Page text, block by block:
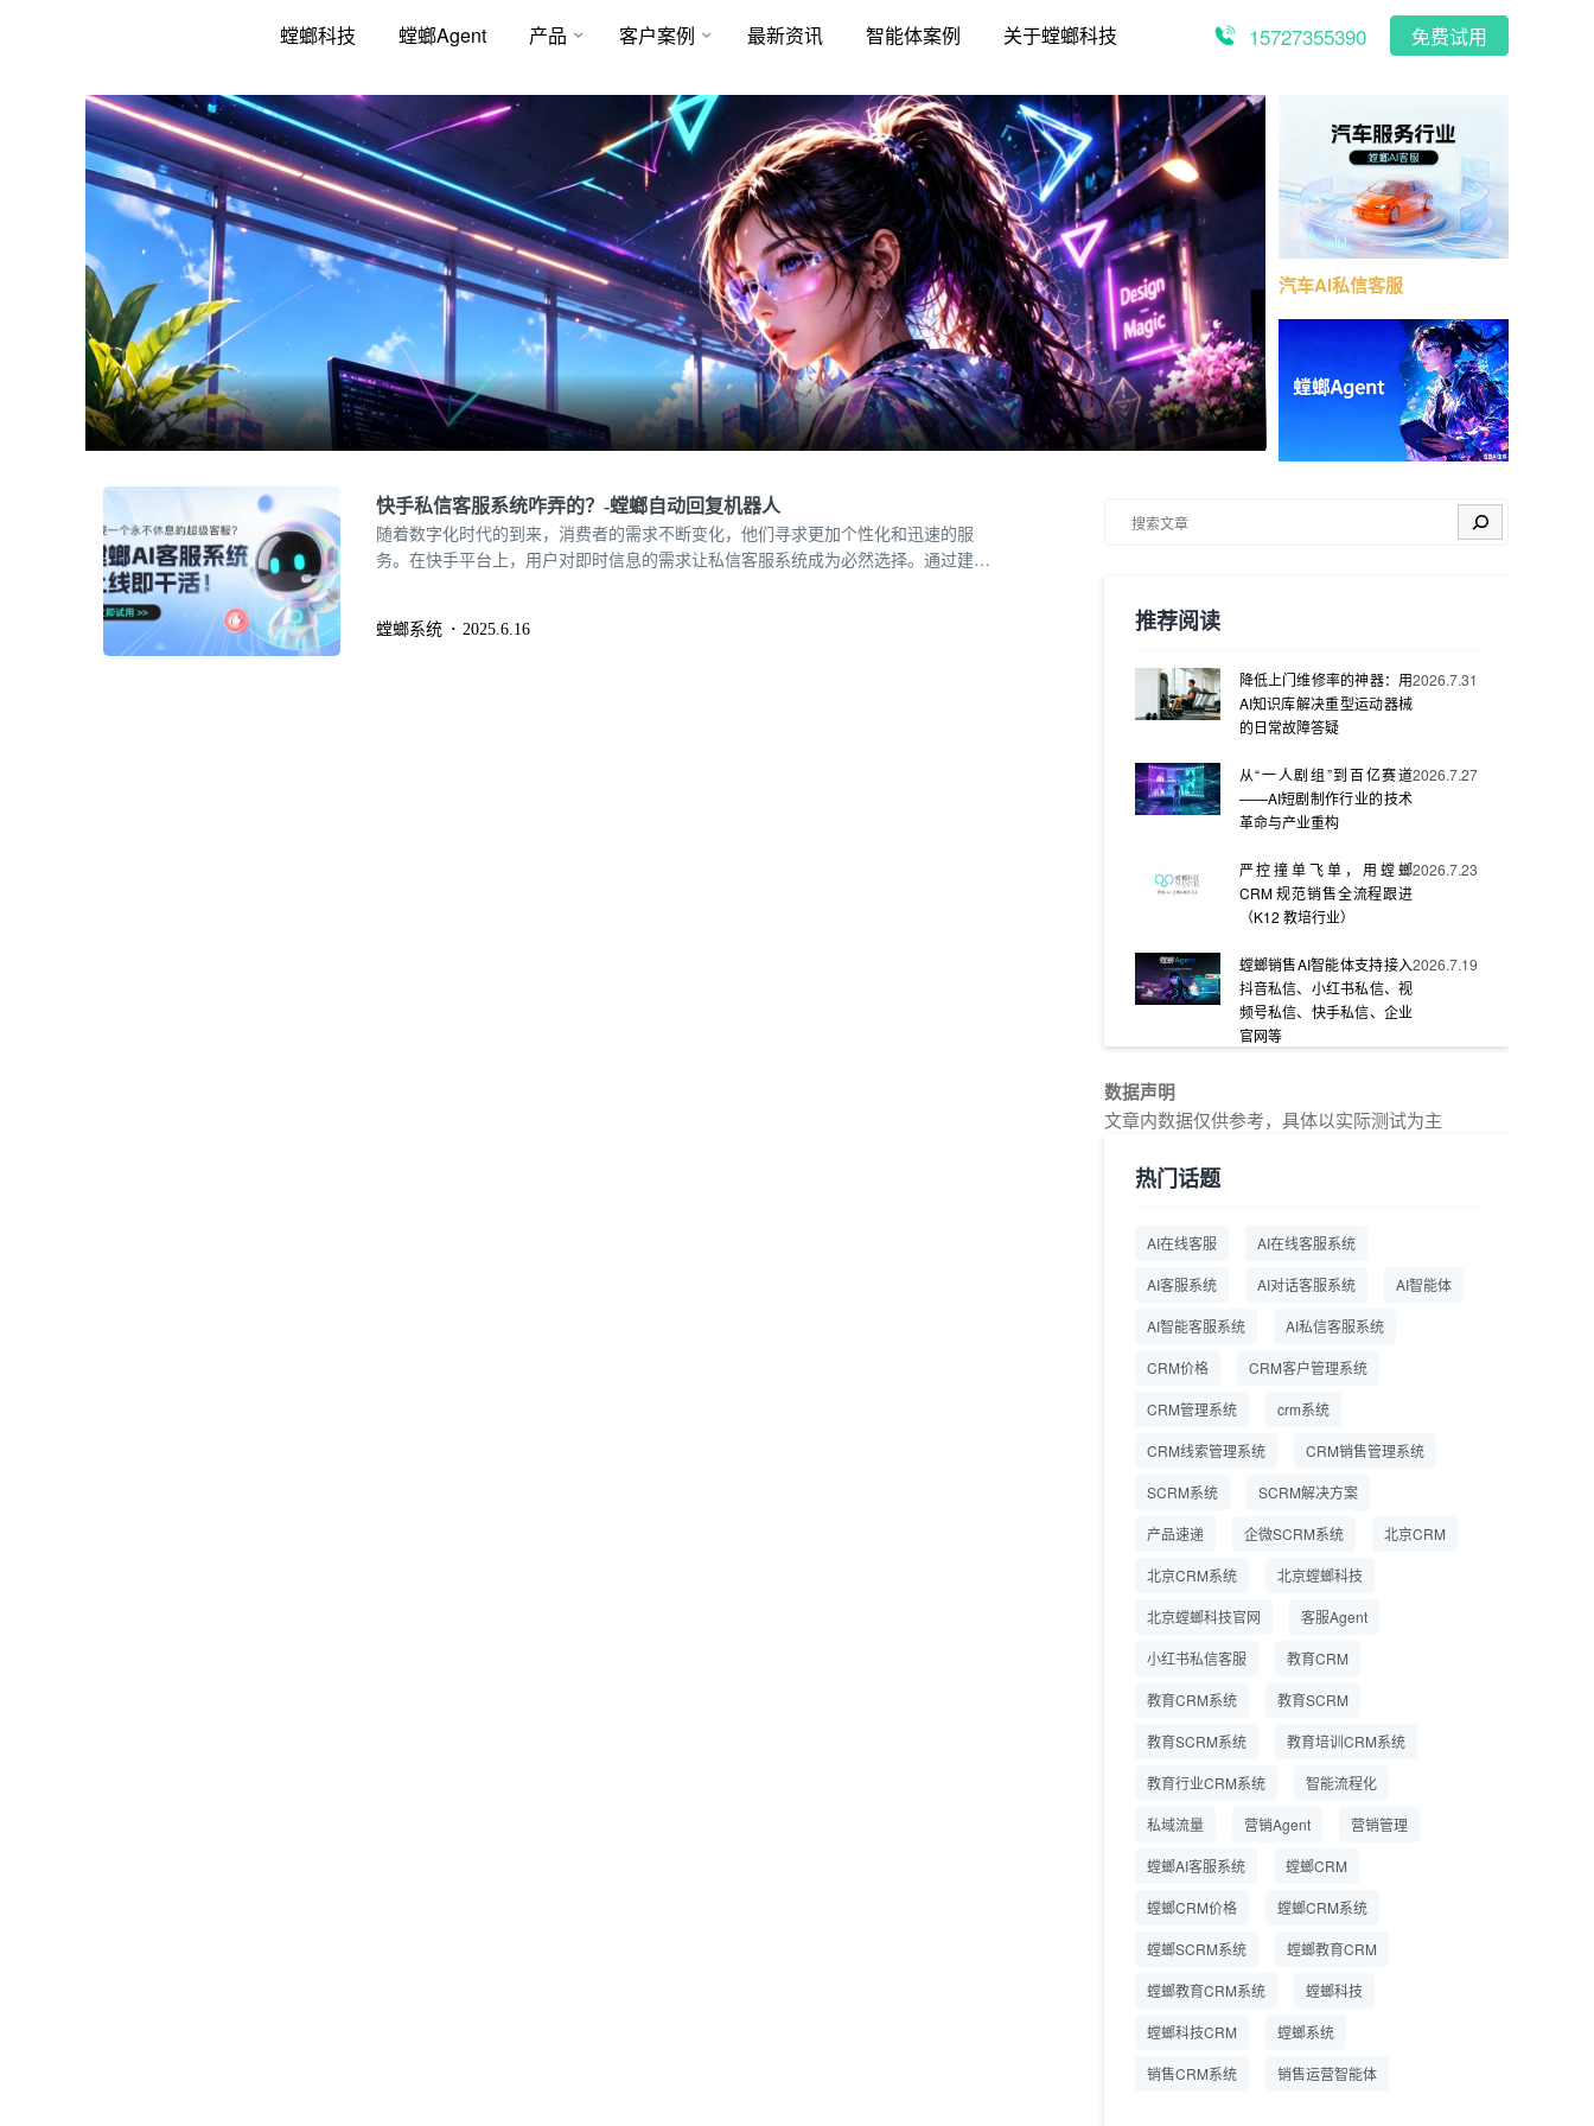
螳螂科技 螳螂Agent 产品 客户案例 最新资讯 智能体案例 关于螳螂科技 15727355390 免费试用
汽车AI私信客服
快手私信客服系统咋弄的？-螳螂自动回复机器人
随着数字化时代的到来，消费者的需求不断变化，他们寻求更加个性化和迅速的服
务。在快手平台上，用户对即时信息的需求让私信客服系统成为必然选择。通过建立
螳螂系统 2025.6.16
搜索
推荐阅读
降低上门维修率的神器：用
AI知识库解决重型运动器械
的日常故障答疑
2026.7.31
从“一人剧组”到百亿赛道
——AI短剧制作行业的技术
革命与产业重构
2026.7.27
严控撞单飞单，用螳螂
CRM 规范销售全流程跟进
（K12 教培行业）
2026.7.23
螳螂销售AI智能体支持接入
抖音私信、小红书私信、视
频号私信、快手私信、企业
官网等
2026.7.19
素质教育定制，获客+服务
前全流程
一站式SCRM系统企微解决
方案 打通私域营销全流程
2026.7.14
商用SCRM系统企微工具
业微信 私域用户精细化管
螂教育CRM助力教培机构
精细化运营
数据声明
文章内数据仅供参考，具体以实际测试为主
热门话题
AI在线客服 AI在线客服系统
AI客服系统 AI对话客服系统 AI智能体
AI智能客服系统 AI私信客服系统
CRM价格 CRM客户管理系统
CRM管理系统 crm系统
CRM线索管理系统 CRM销售管理系统
SCRM系统 SCRM解决方案
产品速递 企微SCRM系统 北京CRM
北京CRM系统 北京螳螂科技
北京螳螂科技官网 客服Agent
小红书私信客服 教育CRM
教育CRM系统 教育SCRM
教育SCRM系统 教育培训CRM系统
教育行业CRM系统 智能流程化
私域流量 营销Agent 营销管理
螳螂AI客服系统 螳螂CRM
螳螂CRM价格 螳螂CRM系统
螳螂SCRM系统 螳螂教育CRM
螳螂教育CRM系统 螳螂科技
螳螂科技CRM 螳螂系统
销售CRM系统 销售运营智能体